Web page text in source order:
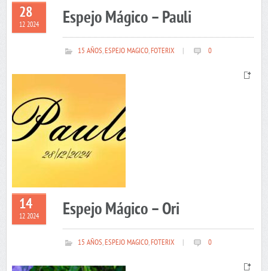
28
12 2024 Espejo Mágico – Pauli
15 AÑOS,ESPEJO MAGICO,FOTERIX 0
14
12 2024 Espejo Mágico – Ori
15 AÑOS,ESPEJO MAGICO,FOTERIX 0